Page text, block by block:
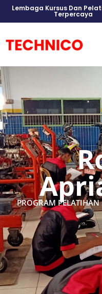
Lembaga Kursus Dan
Terpercaya
PROGRAM PELATIHAN